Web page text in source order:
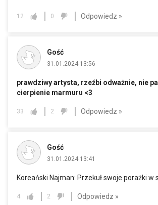
12 0 Odpowiedz »
Gość
31.01.2024 13:56
prawdziwy artysta, rzeźbi odważnie, nie
cierpienie marmuru <3
33 2 Odpowiedz »
Gość
31.01.2024 13:41
Koreański Najman: Przekuł swoje porażki w
4 2 Odpowiedz »